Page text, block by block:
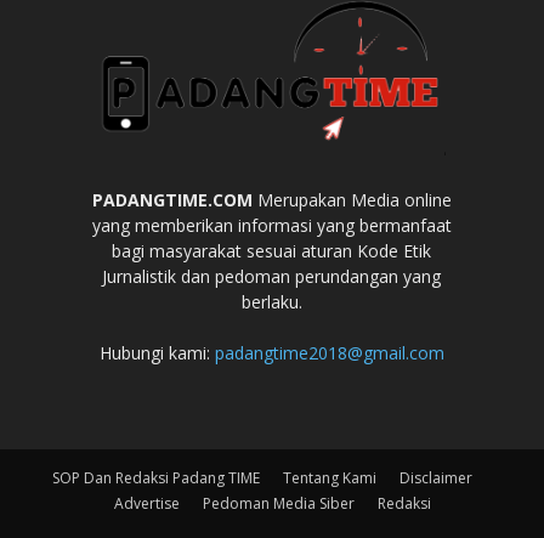
PADANGTIME.COM Merupakan Media online
yang memberikan informasi yang bermanfaat
bagi masyarakat sesuai aturan Kode Etik
Jurnalistik dan pedoman perundangan yang
berlaku.
Hubungi kami: padangtime2018@gmail.com
SOP Dan Redaksi Padang TIME Tentang Kami
Disclaimer
Advertise
Pedoman Media Siber Redaksi